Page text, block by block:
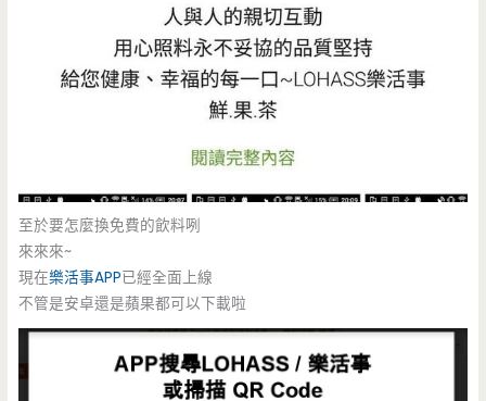
至於要怎麼換免費的飲料咧
來來來~
現在樂活事APP已經全面上線
不管是安卓還是蘋果都可以下載啦